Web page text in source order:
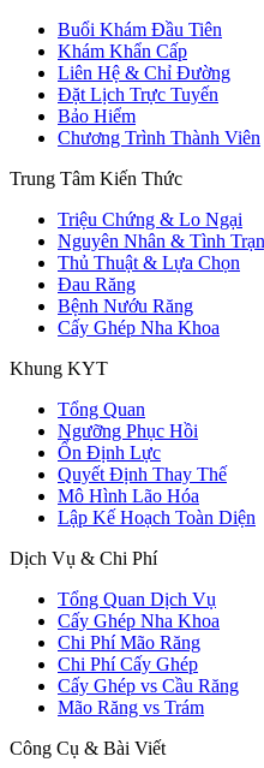
Buổi Khám Đầu Tiên
Khám Khẩn Cấp
Liên Hệ & Chỉ Đường
Đặt Lịch Trực Tuyến
Bảo Hiểm
Chương Trình Thành Viên
Trung Tâm Kiến Thức
Triệu Chứng & Lo Ngại
Nguyên Nhân & Tình
Thủ Thuật & Lựa Chọn
Đau Răng
Bệnh Nướu Răng
Cấy Ghép Nha Khoa
Khung KYT
Tổng Quan
Ngưỡng Phục Hồi
Ổn Định Lực
Quyết Định Thay Thế
Mô Hình Lão Hóa
Lập Kế Hoạch Toàn Diện
Dịch Vụ & Chi Phí
Tổng Quan Dịch Vụ
Cấy Ghép Nha Khoa
Chi Phí Mão Răng
Chi Phí Cấy Ghép
Cấy Ghép vs Cầu Răng
Mão Răng vs Trám
Công Cụ & Bài Viết